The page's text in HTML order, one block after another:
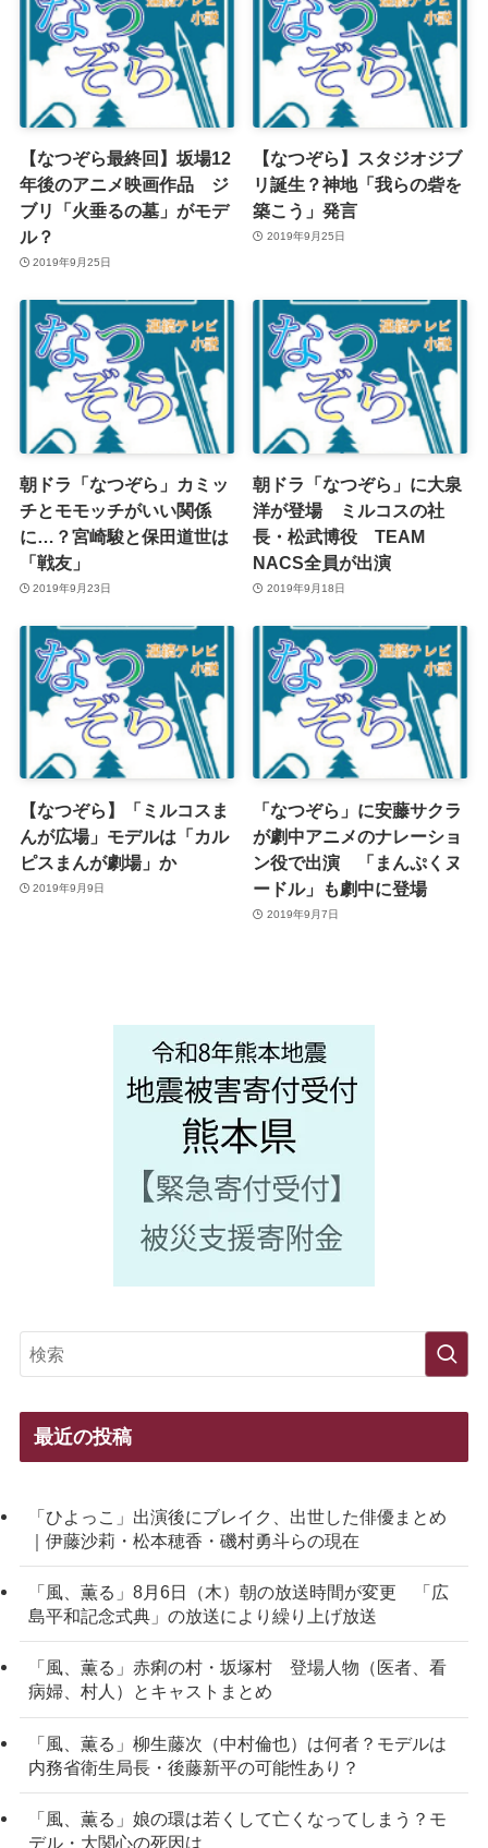
【なつぞら最終回】坂場12
年後のアニメ映画作品 ジ
ブリ「火垂るの墓」がモデ
ル？
2019年9月25日
【なつぞら】スタジオジブ
リ誕生？神地「我らの砦を
築こう」発言
2019年9月25日
朝ドラ「なつぞら」カミッ
チとモモッチがいい関係
に…？宮崎駿と保田道世は
「戦友」
2019年9月23日
朝ドラ「なつぞら」に大泉
洋が登場 ミルコスの社
長・松武博役 TEAM
NACS全員が出演
2019年9月18日
【なつぞら】「ミルコスま
んが広場」モデルは「カル
ピスまんが劇場」か
2019年9月9日
「なつぞら」に安藤サクラ
が劇中アニメのナレーショ
ン役で出演 「まんぷくヌ
ードル」も劇中に登場
2019年9月7日
最近の投稿
「ひよっこ」出演後にブレイク、出世した俳優まとめ
｜伊藤沙莉・松本穂香・磯村勇斗らの現在
「風、薫る」8月6日（木）朝の放送時間が変更 「広
島平和記念式典」の放送により繰り上げ放送
「風、薫る」赤痢の村・坂塚村 登場人物（医者、看
病婦、村人）とキャストまとめ
「風、薫る」柳生藤次（中村倫也）は何者？モデルは
内務省衛生局長・後藤新平の可能性あり？
「風、薫る」娘の環は若くして亡くなってしまう？モ
デル・大関心の死因は